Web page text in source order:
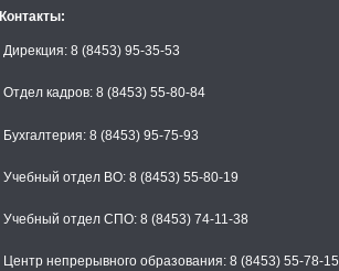
Контакты:
Дирекция: 8 (8453) 95-35-53
Отдел кадров: 8 (8453) 55-80-84
Бухгалтерия: 8 (8453) 95-75-93
Учебный отдел ВО: 8 (8453) 55-80-19
Учебный отдел СПО: 8 (8453) 74-11-38
Центр непрерывного образования: 8 (8453) 55-78-15